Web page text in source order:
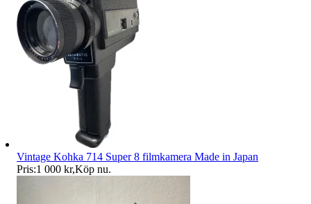
Vintage Kohka 714 Super 8 filmkamera Made in Japan
Pris:1 000 kr,Köp nu.